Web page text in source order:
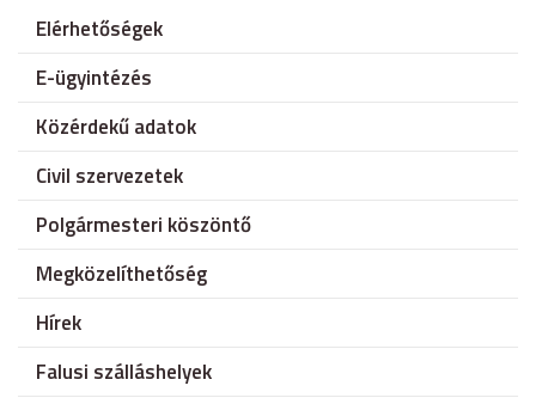
Elérhetőségek
E-ügyintézés
Közérdekű adatok
Civil szervezetek
Polgármesteri köszöntő
Megközelíthetőség
Hírek
Falusi szálláshelyek